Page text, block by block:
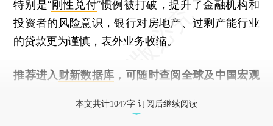
特别是“刚性兑付”惯例被打破，提升了金融机构和
投资者的风险意识，银行对房地产、过剩产能行业
的贷款更为谨慎，表外业务收缩。
推荐进入 财新数据库 ，可随时查阅全球及中国宏观
本文共计1047字 订阅后继续阅读